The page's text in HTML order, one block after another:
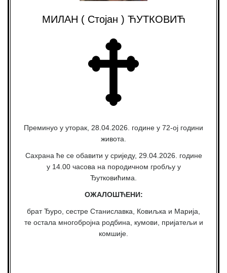
МИЛАН ( Стојан ) ЋУТКОВИЋ
Преминуо у уторак, 28.04.2026. године у 72-ој години
живота.
Сахрана ће се обавити у сриједу, 29.04.2026. године
у 14.00 часова на породичном гробљу у
Ђутковићима.
ОЖАЛОШЋЕНИ:
брат Ђуро, сестре Станиславка, Ковиљка и Марија,
те остала многобројна родбина, кумови, пријатељи и
комшије.